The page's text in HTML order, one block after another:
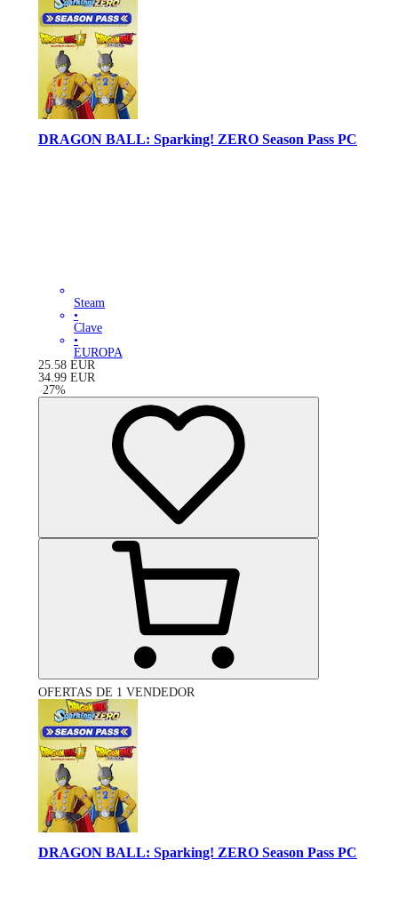
DRAGON BALL: Sparking! ZERO Season Pass PC
Steam
•
Clave
•
EUROPA
25.58 EUR
34.99 EUR
-27%
OFERTAS DE 1 VENDEDOR
DRAGON BALL: Sparking! ZERO Season Pass PC